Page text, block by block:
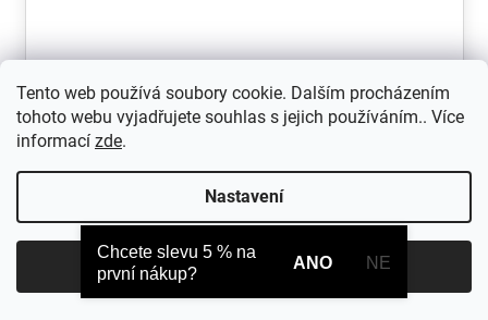
Tento web používá soubory cookie. Dalším procházením
tohoto webu vyjadřujete souhlas s jejich používáním.. Více
informací zde.
Nastavení
Garmin Instinct 3 - 45 mm, Solar, Sunburst,
Sunburst / Grey Band 010-02934-02
Chytré GPS hodinky s všestranným sportovním využitím v
Chcete slevu 5 % na
první nákup?
ANO NE